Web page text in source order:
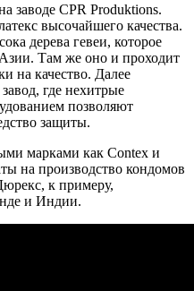
заводе CPR Produktions.
высочайшего качества.
дерева гевеи, которое
Там же оно и проходит
на качество. Далее
где нехитрые
позволяют
защиты.
марками как Contex и
на производство кондомов
к примеру,
и Индии.